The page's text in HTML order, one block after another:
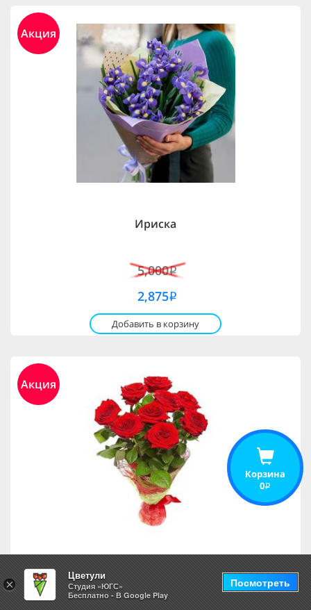
Акция
Ириска
5,000i
2,875i
Добавить в корзину
Акция
Девять роз
Корзина
0i
×
Цветули
Студия «ЮГС»
Бесплатно - В Google Play
Посмотреть